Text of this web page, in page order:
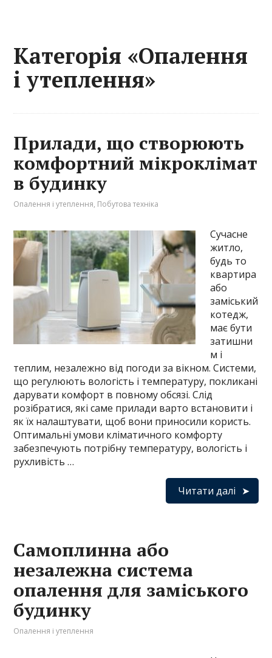
Категорія «Опалення
і утеплення»
Прилади, що створюють
комфортний мікроклімат
в будинку
Опалення і утеплення, Побутова техніка
Сучасне
житло,
будь то
квартира
або
заміський
котедж,
має бути
затишни
м і
теплим, незалежно від погоди за вікном. Системи,
що регулюють вологість і температуру, покликані
дарувати комфорт в повному обсязі. Слід
розібратися, які саме прилади варто встановити і
як їх налаштувати, щоб вони приносили користь.
Оптимальні умови кліматичного комфорту
забезпечують потрібну температуру, вологість і
рухливість …
Читати далі
Самоплинна або
незалежна система
опалення для заміського
будинку
Опалення і утеплення